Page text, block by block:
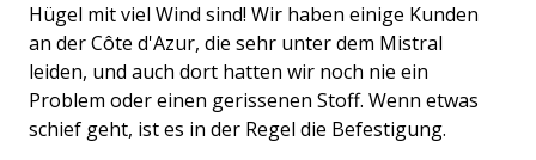
Hügel mit viel Wind sind! Wir haben einige Kunden
an der Côte d'Azur, die sehr unter dem Mistral
leiden, und auch dort hatten wir noch nie ein
Problem oder einen gerissenen Stoff. Wenn etwas
schief geht, ist es in der Regel die Befestigung.